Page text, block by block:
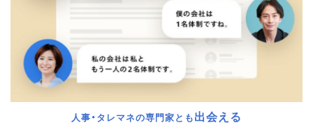
人事・タレマネの専門家とも出会える